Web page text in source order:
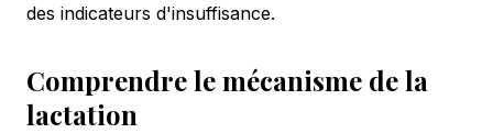
des indicateurs d'insuffisance.
Comprendre le mécanisme de la
lactation